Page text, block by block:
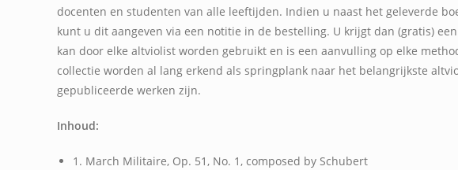
docenten en studenten van alle leeftijden. Indien u naast het geleverde
kunt u dit aangeven via een notitie in de bestelling. U krijgt dan (gratis)
kan door elke altviolist worden gebruikt en is een aanvulling op elke
collectie worden al lang erkend als springplank naar het belangrijkste
gepubliceerde werken zijn.
Inhoud:
1. March Militaire, Op. 51, No. 1, composed by Schubert